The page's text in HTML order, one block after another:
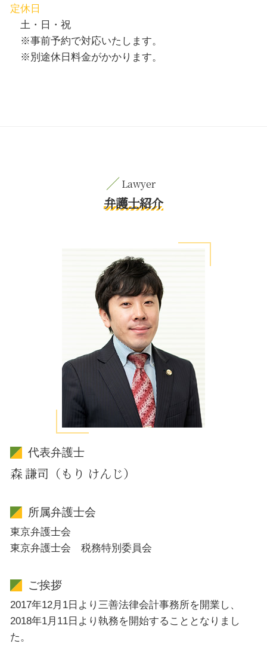
定休日
土・日・祝
※事前予約で対応いたします。
※別途休日料金がかかります。
弁護士紹介
代表弁護士
森 謙司（もり けんじ）
所属弁護士会
東京弁護士会
東京弁護士会 税務特別委員会
ご挨拶
2017年12月1日より三善法律会計事務所を開業し、
2018年1月11日より執務を開始することとなりまし
た。